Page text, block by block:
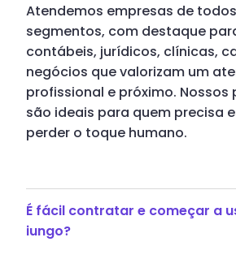
Atendemos empresas de
segmentos, com destaque
contábeis, jurídicos, clínicas,
negócios que valorizam um
profissional e próximo. Nossos
são ideais para quem precisa
perder o toque humano.
É fácil contratar e começar a
iungo?